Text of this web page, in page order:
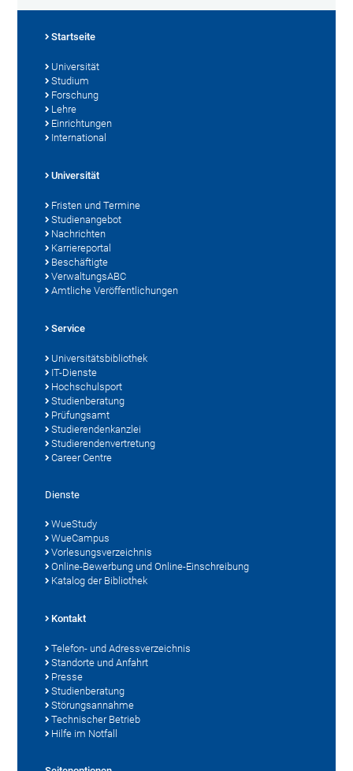
Startseite
Universität
Studium
Forschung
Lehre
Einrichtungen
International
Universität
Fristen und Termine
Studienangebot
Nachrichten
Karriereportal
Beschäftigte
VerwaltungsABC
Amtliche Veröffentlichungen
Service
Universitätsbibliothek
IT-Dienste
Hochschulsport
Studienberatung
Prüfungsamt
Studierendenkanzlei
Studierendenvertretung
Career Centre
Dienste
WueStudy
WueCampus
Vorlesungsverzeichnis
Online-Bewerbung und Online-Einschreibung
Katalog der Bibliothek
Kontakt
Telefon- und Adressverzeichnis
Standorte und Anfahrt
Presse
Studienberatung
Störungsannahme
Technischer Betrieb
Hilfe im Notfall